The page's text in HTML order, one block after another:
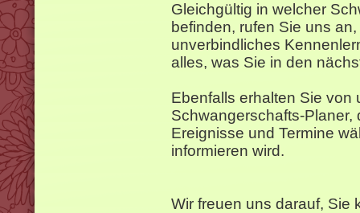
Gleichgültig in welcher
befinden, rufen Sie uns
unverbindliches
alles, was Sie in den
Ebenfalls erhalten Sie von
Schwangerschafts-Planer,
Ereignisse und Termine
informieren wird.
Wir freuen uns darauf, Sie